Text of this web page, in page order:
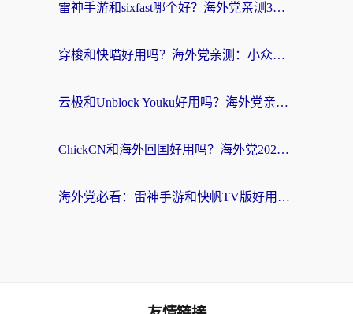
雷神手游和sixfast哪个好？海外党亲测3款回国加速器，教你选对不踩坑
穿梭和快喵好用吗？海外党亲测：小众加速器对比+番茄加速器深度体验
云极和Unblock Youku好用吗？海外党亲测+2026回国加速器避坑指南
ChickCN和海外回国好用吗？海外党2026亲测：从手游到影音，选对加速器的3个关键
海外党必看：雷神手游和快帆TV版好用吗？3步选对回国加速器不踩坑